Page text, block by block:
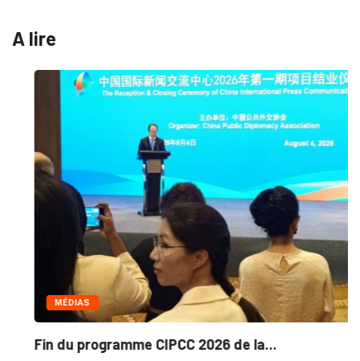
A lire
MÉDIAS
Fin du programme CIPCC 2026 de la...